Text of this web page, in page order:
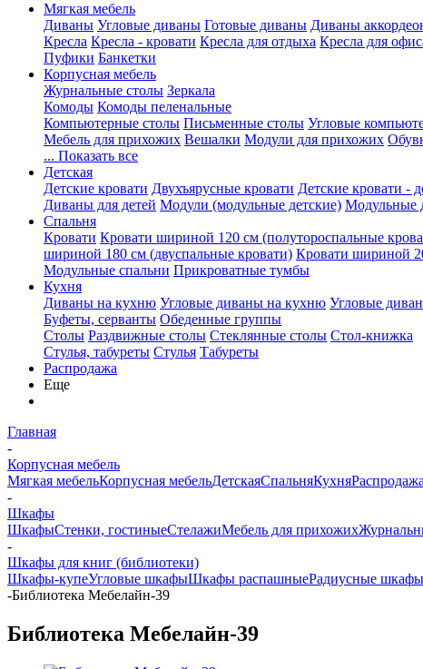
Мягкая мебель
Диваны Угловые диваны Готовые диваны Диваны
Кресла Кресла - кровати Кресла для отдыха Кресла для
Пуфики Банкетки
Корпусная мебель
Журнальные столы Зеркала
Комоды Комоды пеленальные
Компьютерные столы Письменные столы Угловые
Мебель для прихожих Вешалки Модули для прихожих
... Показать все
Детская
Детские кровати Двухъярусные кровати Детские кровати -
Диваны для детей Модули (модульные детские) Модульные
Спальня
Кровати Кровати шириной 120 см (полутороспальные
шириной 180 см (двуспальные кровати) Кровати шириной
Модульные спальни Прикроватные тумбы
Кухня
Диваны на кухню Угловые диваны на кухню Угловые
Буфеты, серванты Обеденные группы
Столы Раздвижные столы Стеклянные столы Стол-книжка
Стулья, табуреты Стулья Табуреты
Распродажа
Еще
Главная
-
Корпусная мебель
Мягкая мебельКорпусная мебельДетскаяСпальняКухняРаспродажа
-
Шкафы
ШкафыСтенки, гостиныеСтелажиМебель для прихожих
-
Шкафы для книг (библиотеки)
Шкафы-купеУгловые шкафыШкафы распашныеРадиусные
-Библиотека Мебелайн-39
Библиотека Мебелайн-39